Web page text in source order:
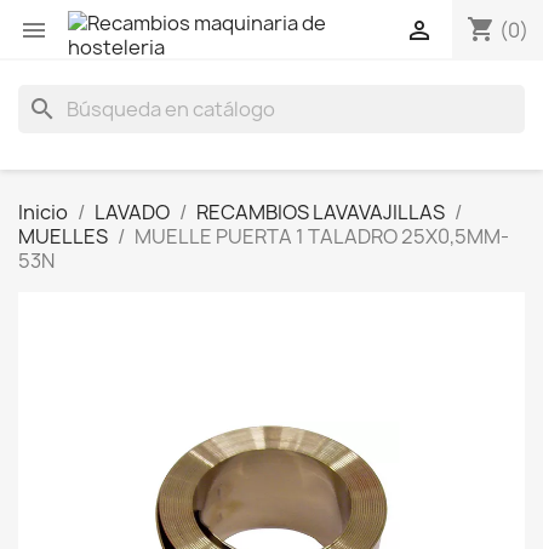
 shopping_cart (0)

search
Inicio LAVADO
RECAMBIOS LAVAVAJILLAS
MUELLES
MUELLE PUERTA 1 TALADRO 25X0,5MM-
53N